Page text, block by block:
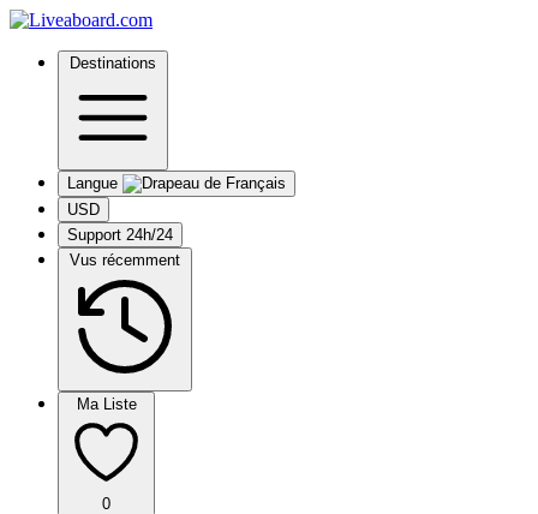
Destinations
Langue
USD
Support 24h/24
Vus récemment
Ma Liste
0